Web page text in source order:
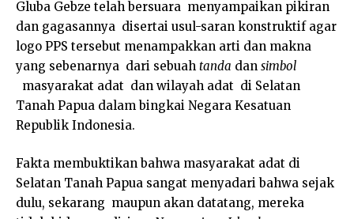
Gluba Gebze telah bersuara menyampaikan pikiran
dan gagasannya disertai usul-saran konstruktif agar
logo PPS tersebut menampakkan arti dan makna
yang sebenarnya dari sebuah tanda dan simbol
masyarakat adat dan wilayah adat di Selatan
Tanah Papua dalam bingkai Negara Kesatuan
Republik Indonesia.
Fakta membuktikan bahwa masyarakat adat di
Selatan Tanah Papua sangat menyadari bahwa sejak
dulu, sekarang maupun akan datatang, mereka